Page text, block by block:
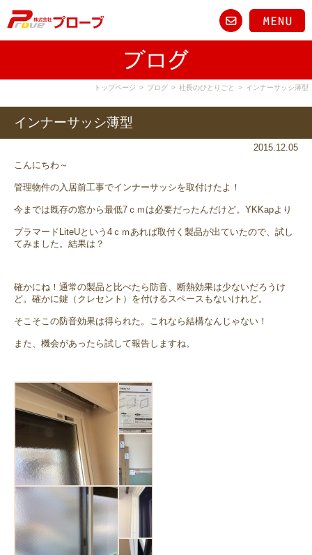
トップページ > ブログ > 社長のひとりごと > インナーサッシ薄型
インナーサッシ薄型
こんにちわ～
管理物件の入居前工事でインナーサッシを取付けたよ！
今までは既存の窓から最低7ｃｍは必要だったんだけど。YKKapより
プラマードLiteUという4ｃｍあれば取付く製品が出ていたので、試し
てみました。結果は？
確かにね！通常の製品と比べたら防音、断熱効果は少ないだろうけ
ど。確かに鍵（クレセント）を付けるスペースもないけれど。
そこそこの防音効果は得られた。これなら結構なんじゃない！
また、機会があったら試して報告しますね。
2015.12.05